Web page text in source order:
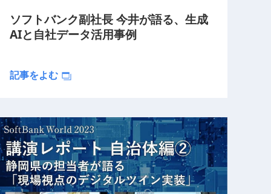
ソフトバンク副社長 今井が語る、生成
AIと自社データ活用事例
記事をよむ